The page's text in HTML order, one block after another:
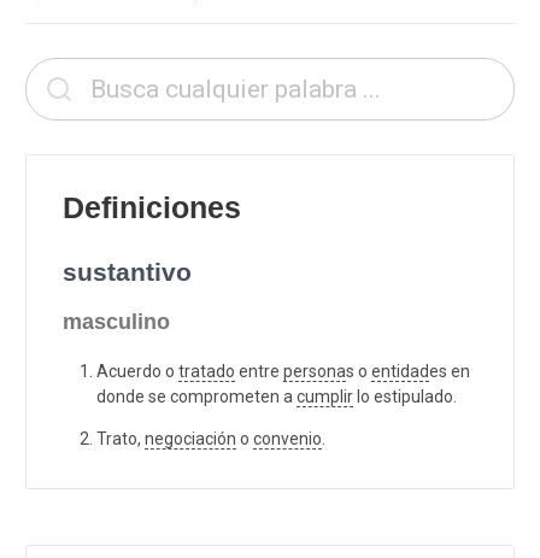
Definiciones
sustantivo
masculino
Acuerdo o tratado entre personas o entidades en
donde se comprometen a cumplir lo estipulado.
Trato, negociación o convenio